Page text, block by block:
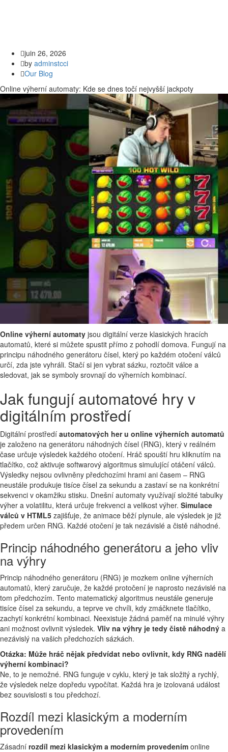
juin 26, 2026
by adminstcci
Our Blog
Online výherní automaty: Kde se dnes točí nejvyšší jackpoty
Online výherní automaty jsou digitální verze klasických hracích
automatů, které si můžete spustit přímo z pohodlí domova. Fungují na
principu náhodného generátoru čísel, který po každém otočení válců
určí, zda jste vyhráli. Stačí si jen vybrat sázku, roztočit válce a
sledovat, jak se symboly srovnají do výherních kombinací.
Jak fungují automatové hry v
digitálním prostředí
Digitální prostředí automatových her u online výherních automatů
je založeno na generátoru náhodných čísel (RNG), který v reálném
čase určuje výsledek každého otočení. Hráč spouští hru kliknutím na
tlačítko, což aktivuje softwarový algoritmus simulující otáčení válců.
Výsledky nejsou ovlivněny předchozími hrami ani časem – RNG
neustále produkuje tisíce čísel za sekundu a zastaví se na konkrétní
sekvenci v okamžiku stisku. Dnešní automaty využívají složité tabulky
výher a volatilitu, která určuje frekvenci a velikost výher. Simulace
válců v HTML5 zajišťuje, že animace běží plynule, ale výsledek je již
předem určen RNG. Každé otočení je tak nezávislé a čistě náhodné.
Princip náhodného generátoru a jeho vliv
na výhry
Princip náhodného generátoru (RNG) je mozkem online výherních
automatů, který zaručuje, že každé protočení je naprosto nezávislé na
tom předchozím. Tento matematický algoritmus neustále generuje
tisíce čísel za sekundu, a teprve ve chvíli, kdy zmáčknete tlačítko,
zachytí konkrétní kombinaci. Neexistuje žádná paměť na minulé výhry
ani možnost ovlivnit výsledek. Vliv na výhry je tedy čistě náhodný a
nezávislý na vašich předchozích sázkách.
Otázka: Může hráč nějak předvídat nebo ovlivnit, kdy RNG nadělí
výherní kombinaci?
Ne, to je nemožné. RNG funguje v cyklu, který je tak složitý a rychlý,
že výsledek nelze dopředu vypočítat. Každá hra je izolovaná událost
bez souvislosti s tou předchozí.
Rozdíl mezi klasickým a moderním
provedením
Zásadní rozdíl mezi klasickým a moderním provedením online